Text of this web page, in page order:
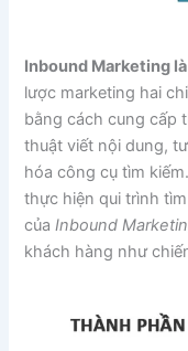
Inbound Marketing
lược marketing hai
bằng cách cung cấp
thuật viết nội dung,
hóa công cụ tìm
thực hiện qui trình
củaInbound
khách hàng như